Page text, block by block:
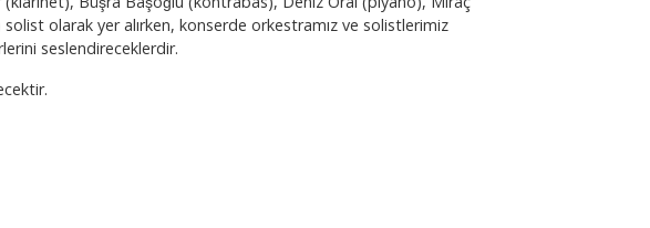
olarak yer alırken, konserde orkestramız ve solistlerimiz
seslendireceklerdir.